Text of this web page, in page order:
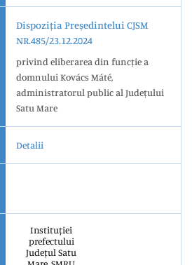
Dispoziția Președintelui CJSM
NR.485/23.12.2024
privind eliberarea din funcție a
domnului Kovács Máté,
administratorul public al Județului
Satu Mare
Detalii
Instituției
prefectului
Județul Satu